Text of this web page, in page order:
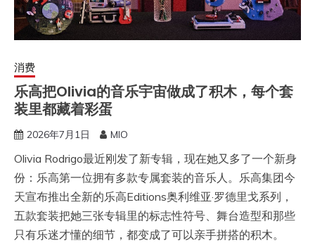
消费
乐高把Olivia的音乐宇宙做成了积木，每个套
装里都藏着彩蛋
2026年7月1日 MIO
Olivia Rodrigo最近刚发了新专辑，现在她又多了一个新身
份：乐高第一位拥有多款专属套装的音乐人。乐高集团今
天宣布推出全新的乐高Editions奥利维亚·罗德里戈系列，
五款套装把她三张专辑里的标志性符号、舞台造型和那些
只有乐迷才懂的细节，都变成了可以亲手拼搭的积木。